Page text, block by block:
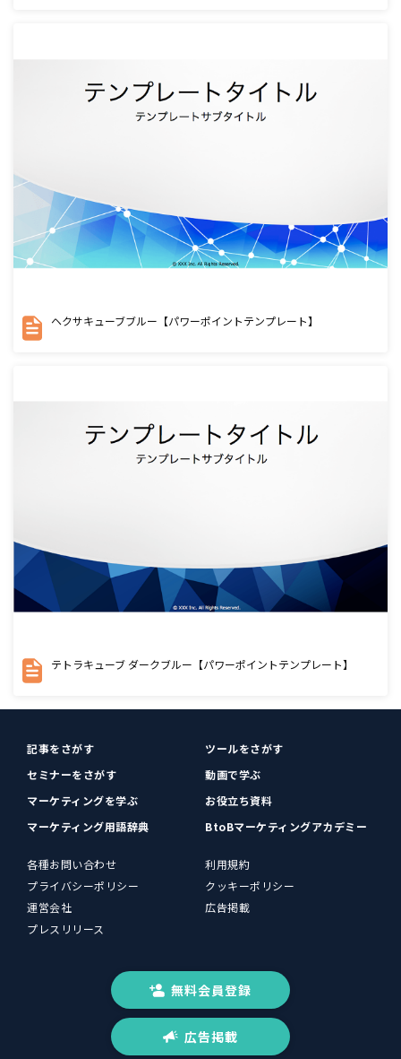
ヘクサキューブブルー【パワーポイントテンプレート】
テトラキューブ ダークブルー【パワーポイントテンプレート】
記事をさがす
ツールをさがす
セミナーをさがす
動画で学ぶ
マーケティングを学ぶ
お役立ち資料
マーケティング用語辞典
BtoBマーケティングアカデミー
各種お問い合わせ
利用規約
プライバシーポリシー
クッキーポリシー
運営会社
広告掲載
プレスリリース
無料会員登録
広告掲載